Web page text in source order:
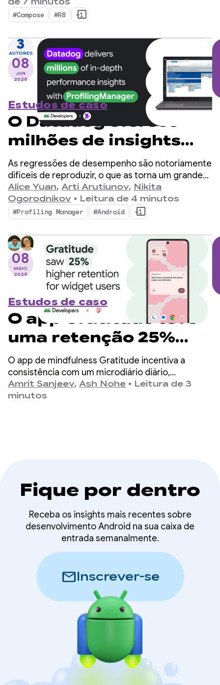
para programação assíncrona. A biblioteca
oferece uma maneira bem projetada e
estruturada de gerenciar fluxos simultâneos
nativos do Kotlin.
de 7 minutos
#Compose #R8 +1
3
AUTORES
08
JUN
2026
Estudos de caso
O Datadog oferece
milhões de insights
detalhados de
performance com o
ProfilingManager
As regressões de desempenho são notoriamente
difíceis de reproduzir, o que as torna um grande
gargalo para desenvolvedores de dispositivos
móveis.
Alice Yuan, Arti Arutiunov, Nikita
Ogorodnikov • Leitura de 4 minutos
#Profiling Manager #Android +1
08
MAIO
2026
Estudos de caso
O app Gratitude teve
uma retenção 25%
maior para usuários
de widgets
O app de mindfulness Gratitude incentiva a
consistência com um microdiário diário,
afirmações e quadros de metas. O app tem mais
de 6 milhões de downloads, 150 mil avaliações de
Amrit Sanjeev, Ash Nohe • Leitura de 3
minutos
Fique por dentro
Receba os insights mais recentes sobre
desenvolvimento Android na sua caixa de
entrada semanalmente.
mailInscrever-se